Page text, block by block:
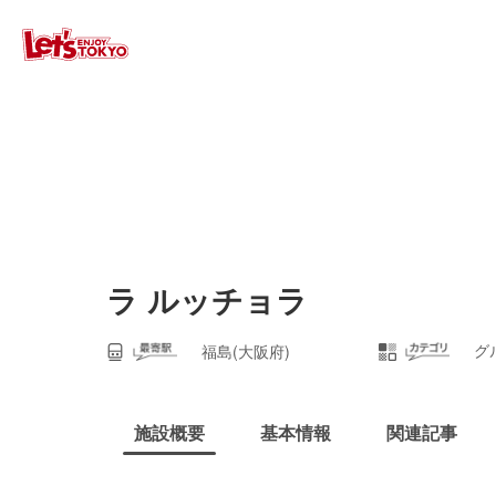
ラ ルッチョラ
福島(大阪府) グ
施設概要 基本情報 関連記事